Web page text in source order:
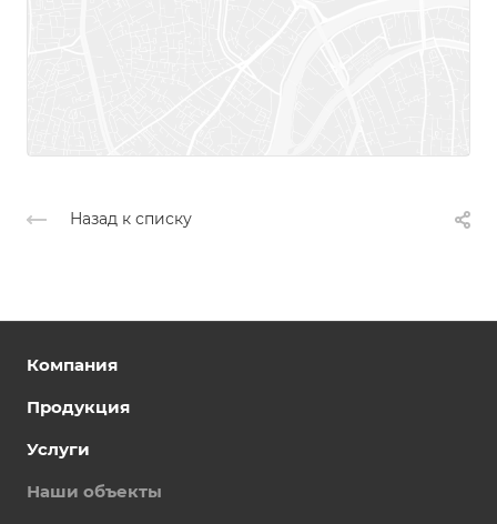
Назад к списку
Компания
Продукция
Услуги
Наши объекты